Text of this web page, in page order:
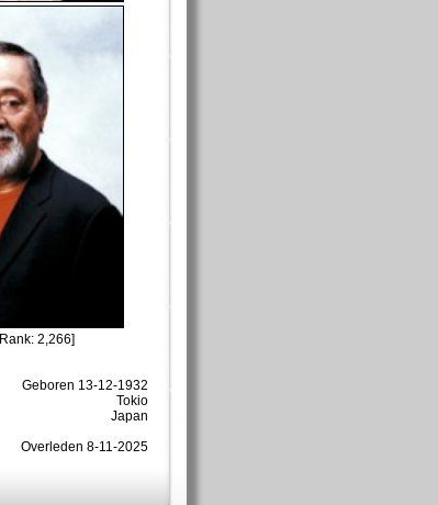
Rank: 2,266]
Geboren 13-12-1932
Tokio
Japan
Overleden 8-11-2025